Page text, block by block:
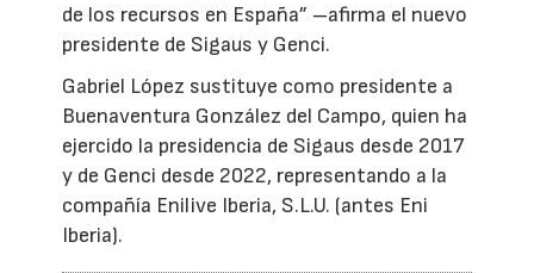
de los recursos en España” –afirma el nuevo
presidente de Sigaus y Genci.
Gabriel López sustituye como presidente a
Buenaventura González del Campo, quien ha
ejercido la presidencia de Sigaus desde 2017
y de Genci desde 2022, representando a la
compañía Enilive Iberia, S.L.U. (antes Eni
Iberia).